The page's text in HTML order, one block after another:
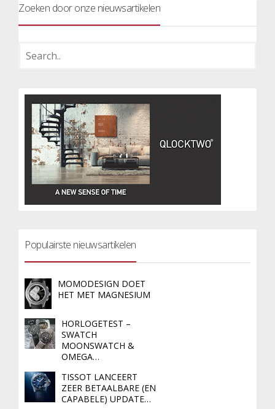
Zoeken door onze nieuwsartikelen
Populairste nieuwsartikelen
MOMODESIGN DOET
HET MET MAGNESIUM
HORLOGETEST –
SWATCH
MOONSWATCH &
OMEGA…
TISSOT LANCEERT
ZEER BETAALBARE (EN
CAPABELE) UPDATE…